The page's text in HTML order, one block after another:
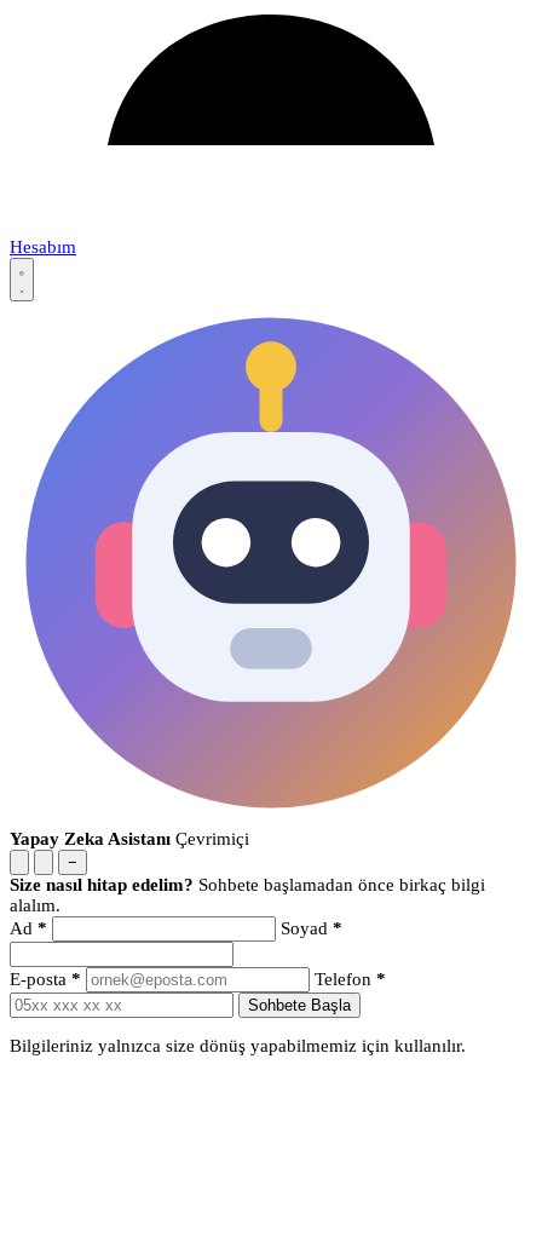
Hesabım
Yapay Zeka Asistanı Çevrimiçi
−
Size nasıl hitap edelim? Sohbete başlamadan önce birkaç bilgi
alalım.
Ad * Soyad *
E-posta * Telefon *
Sohbete Başla
Bilgileriniz yalnızca size dönüş yapabilmemiz için kullanılır.